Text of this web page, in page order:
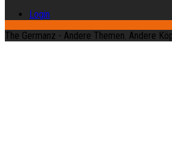
Login
The Germanz - Andere Themen. Andere